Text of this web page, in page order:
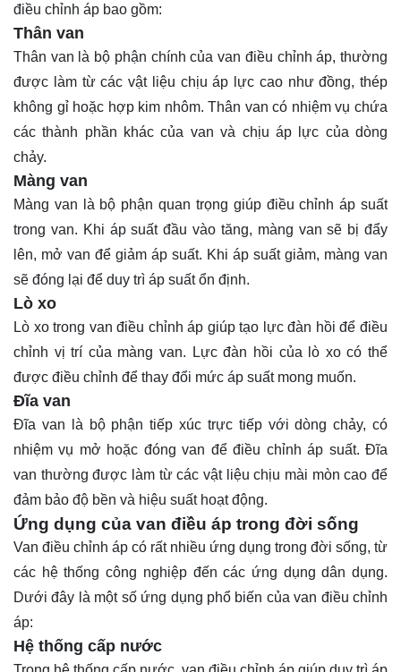
điều chỉnh áp bao gồm:
Thân van
Thân van là bộ phận chính của van điều chỉnh áp, thường
được làm từ các vật liệu chịu áp lực cao như đồng, thép
không gỉ hoặc hợp kim nhôm. Thân van có nhiệm vụ chứa
các thành phần khác của van và chịu áp lực của dòng
chảy.
Màng van
Màng van là bộ phận quan trọng giúp điều chỉnh áp suất
trong van. Khi áp suất đầu vào tăng, màng van sẽ bị đẩy
lên, mở van để giảm áp suất. Khi áp suất giảm, màng van
sẽ đóng lại để duy trì áp suất ổn định.
Lò xo
Lò xo trong van điều chỉnh áp giúp tạo lực đàn hồi để điều
chỉnh vị trí của màng van. Lực đàn hồi của lò xo có thể
được điều chỉnh để thay đổi mức áp suất mong muốn.
Đĩa van
Đĩa van là bộ phận tiếp xúc trực tiếp với dòng chảy, có
nhiệm vụ mở hoặc đóng van để điều chỉnh áp suất. Đĩa
van thường được làm từ các vật liệu chịu mài mòn cao để
đảm bảo độ bền và hiệu suất hoạt động.
Ứng dụng của van điều áp trong đời sống
Van điều chỉnh áp có rất nhiều ứng dụng trong đời sống, từ
các hệ thống công nghiệp đến các ứng dụng dân dụng.
Dưới đây là một số ứng dụng phổ biến của van điều chỉnh
áp:
Hệ thống cấp nước